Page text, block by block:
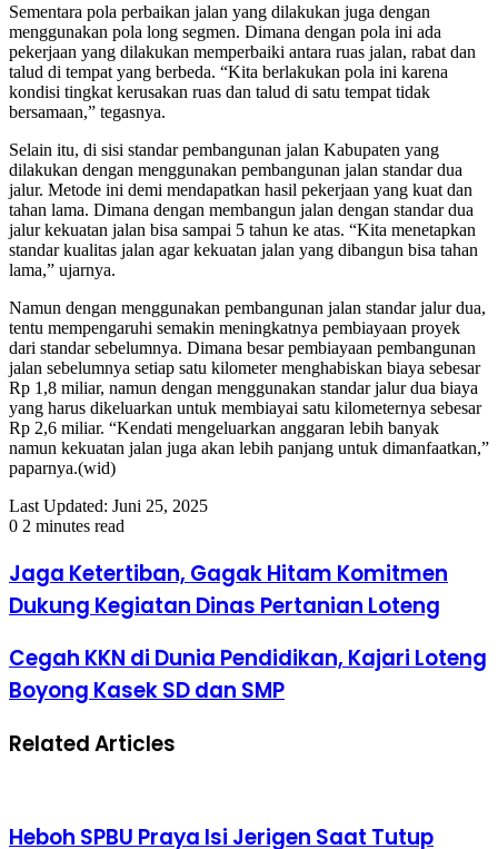
Sementara pola perbaikan jalan yang dilakukan juga dengan
menggunakan pola long segmen. Dimana dengan pola ini ada
pekerjaan yang dilakukan memperbaiki antara ruas jalan, rabat dan
talud di tempat yang berbeda. “Kita berlakukan pola ini karena
kondisi tingkat kerusakan ruas dan talud di satu tempat tidak
bersamaan,” tegasnya.
Selain itu, di sisi standar pembangunan jalan Kabupaten yang
dilakukan dengan menggunakan pembangunan jalan standar dua
jalur. Metode ini demi mendapatkan hasil pekerjaan yang kuat dan
tahan lama. Dimana dengan membangun jalan dengan standar dua
jalur kekuatan jalan bisa sampai 5 tahun ke atas. “Kita menetapkan
standar kualitas jalan agar kekuatan jalan yang dibangun bisa tahan
lama,” ujarnya.
Namun dengan menggunakan pembangunan jalan standar jalur dua,
tentu mempengaruhi semakin meningkatnya pembiayaan proyek
dari standar sebelumnya. Dimana besar pembiayaan pembangunan
jalan sebelumnya setiap satu kilometer menghabiskan biaya sebesar
Rp 1,8 miliar, namun dengan menggunakan standar jalur dua biaya
yang harus dikeluarkan untuk membiayai satu kilometernya sebesar
Rp 2,6 miliar. “Kendati mengeluarkan anggaran lebih banyak
namun kekuatan jalan juga akan lebih panjang untuk dimanfaatkan,”
paparnya.(wid)
Last Updated: Juni 25, 2025
0 2 minutes read
Jaga Ketertiban, Gagak Hitam Komitmen
Dukung Kegiatan Dinas Pertanian Loteng
Cegah KKN di Dunia Pendidikan, Kajari Loteng
Boyong Kasek SD dan SMP
Related Articles
Heboh SPBU Praya Isi Jerigen Saat Tutup